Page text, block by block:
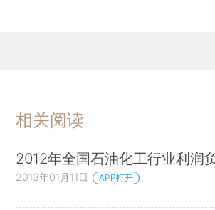
相关阅读
2012年全国石油化工行业利润
2013年01月11日 APP打开